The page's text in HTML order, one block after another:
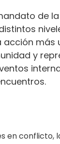
de
más
y
en conflicto,